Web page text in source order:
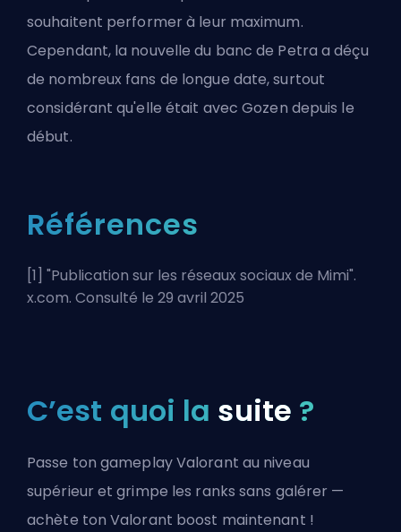
souhaitent performer à leur maximum.
Cependant, la nouvelle du banc de Petra a déçu
de nombreux fans de longue date, surtout
considérant qu'elle était avec Gozen depuis le
début.
Références
[1] "Publication sur les réseaux sociaux de Mimi".
x.com. Consulté le 29 avril 2025
C’est quoi la suite ?
Passe ton gameplay Valorant au niveau
supérieur et grimpe les ranks sans galérer —
achète ton Valorant boost maintenant !